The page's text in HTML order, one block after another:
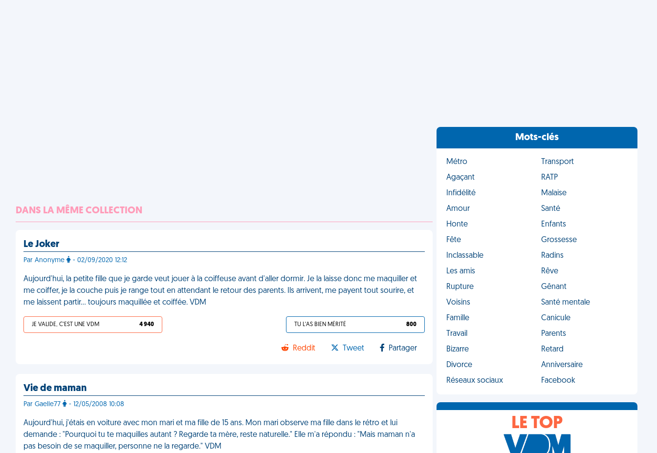
DANS LA MÊME COLLECTION
Le Joker
Par Anonyme - 02/09/2020 12:12
Aujourd'hui, la petite fille que je garde veut jouer à la coiffeuse avant d'aller dormir. Je la laisse donc me maquiller et
me coiffer, je la couche puis je range tout en attendant le retour des parents. Ils arrivent, me payent tout sourire, et
me laissent partir… toujours maquillée et coiffée. VDM
JE VALIDE, C'EST UNE VDM 4 940 TU L'AS BIEN MÉRITÉ 800
Reddit Tweet Partager
Vie de maman
Par Gaelle77 - 12/05/2008 10:08
Aujourd'hui, j'étais en voiture avec mon mari et ma fille de 15 ans. Mon mari observe ma fille dans le rétro et lui
demande : "Pourquoi tu te maquilles autant ? Regarde ta mère, reste naturelle." Elle m'a répondu : "Mais maman n'a
pas besoin de se maquiller, personne ne la regarde." VDM
Mots-clés
Métro
Transport
Agaçant
RATP
Infidélité
Malaise
Amour
Santé
Honte
Enfants
Fête
Grossesse
Inclassable
Radins
Les amis
Rêve
Rupture
Gênant
Voisins
Santé mentale
Famille
Canicule
Travail
Parents
Bizarre
Retard
Divorce
Anniversaire
Réseaux sociaux
Facebook
LE TOP